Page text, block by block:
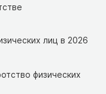
лиц в 2026
физических